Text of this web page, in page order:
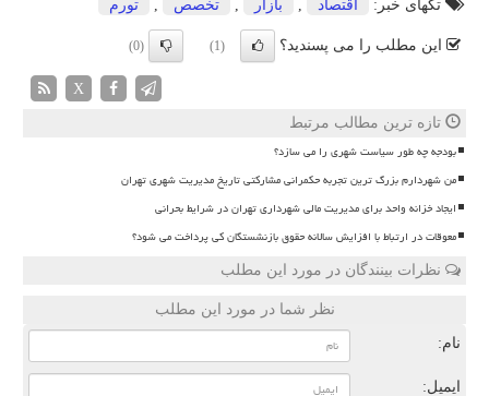
تگهای خبر:
اقتصاد بازار تخصص تورم
این مطلب را می پسندید؟ (1)
(0)
X
تازه ترین مطالب مرتبط
بودجه چه طور سیاست شهری را می سازد؟
من شهردارم بزرگ ترین تجربه حکمرانی مشارکتی تاریخ مدیریت شهری تهران
ایجاد خزانه واحد برای مدیریت مالی شهرداری تهران در شرایط بحرانی
معوقات در ارتباط با افزایش سالانه حقوق بازنشستگان کی پرداخت می شود؟
نظرات بینندگان در مورد این مطلب
نظر شما در مورد این مطلب
نام:
ایمیل: